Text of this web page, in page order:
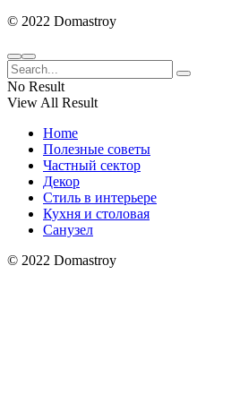
© 2022 Domastroy
No Result
View All Result
Home
Полезные советы
Частный сектор
Декор
Стиль в интерьере
Кухня и столовая
Санузел
© 2022 Domastroy